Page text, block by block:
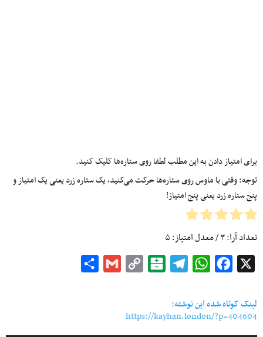
برای امتیاز دادن به این مطلب لطفا روی ستاره‌ها کلیک کنید.
توجه: وقتی با ماوس روی ستاره‌ها حرکت می‌کنید، یک ستاره زرد یعنی یک امتیاز و
پنج ستاره زرد یعنی پنج امتیاز!
تعداد آرا:۳/ معدل امتیاز:۵
Facebook
WhatsApp
Telegram
Balatarin
Copy
Gmail
لینک کوتاه شده این نوشته:
https://kayhan.london/?p=404604